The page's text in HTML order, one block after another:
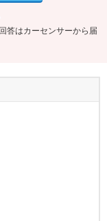
答はカーセンサーから届